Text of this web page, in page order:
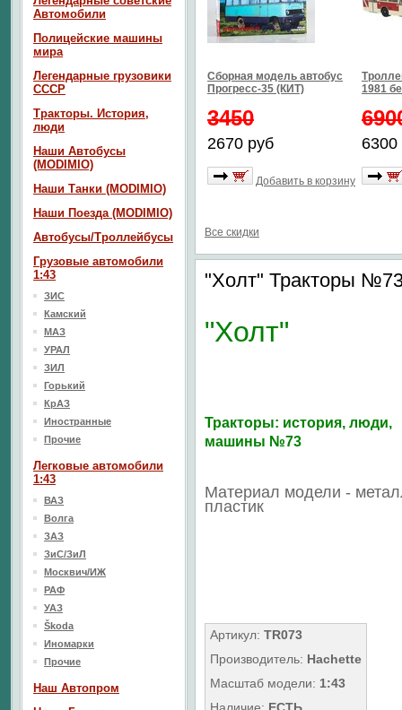
Сборная модель автобус
Прогресс-35 (КИТ)
3450
2670 руб
Добавить в корзину
1981
6300
Все скидки
"Холт" Тракторы
"Холт"
Тракторы: история, люди,
машины №73
Материал модели -
пластик
Артикул: TR073
Производитель: Hachette
Масштаб модели: 1:43
Автомобили
Полицейские машины
мира
Легендарные грузовики
СССР
Тракторы. История,
люди
Наши Автобусы
(MODIMIO)
Наши Танки (MODIMIO)
Наши Поезда (MODIMIO)
Автобусы/Троллейбусы
Грузовые автомобили
1:43
ЗИС
Камский
МАЗ
УРАЛ
ЗИЛ
Горький
КрАЗ
Иностранные
Прочие
Легковые автомобили
1:43
ВАЗ
Волга
ЗАЗ
ЗиС/ЗиЛ
Москвич/ИЖ
РАФ
УАЗ
Škoda
Иномарки
Прочие
Наш Aвтопром